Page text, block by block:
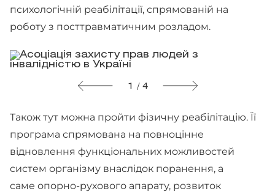
психологічній реабілітації, спрямованій на
роботу з посттравматичним розладом.
1 / 4
Також тут можна пройти фізичну реабілітацію. Її
програма спрямована на повноцінне
відновлення функціональних можливостей
систем організму внаслідок поранення, а
саме опорно-рухового апарату, розвиток